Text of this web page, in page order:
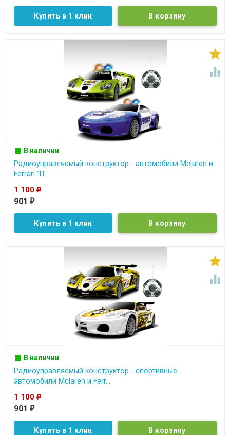
Купить в 1 клик


В наличии
Радиоуправляемый конструктор - автомобили Mclaren и
Ferrari "П...
1 100₽
901 ₽
Купить в 1 клик


В наличии
Радиоуправляемый конструктор - спортивные
автомобили Mclaren и Ferr...
1 100₽
901 ₽
Купить в 1 клик